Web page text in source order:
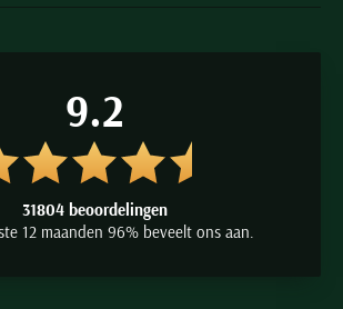
9.2
31804 beoordelingen
12 maanden 96% beveelt ons aan.